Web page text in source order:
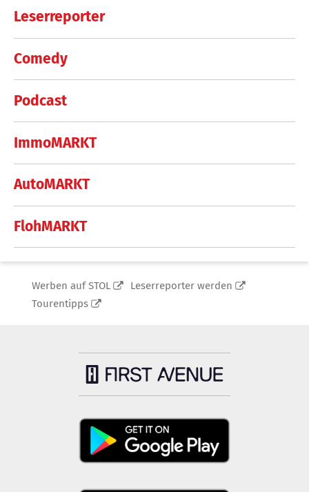
Leserreporter
Comedy
Podcast
ImmoMARKT
AutoMARKT
FlohMARKT
Werben auf STOL
Leserreporter werden
Tourentipps